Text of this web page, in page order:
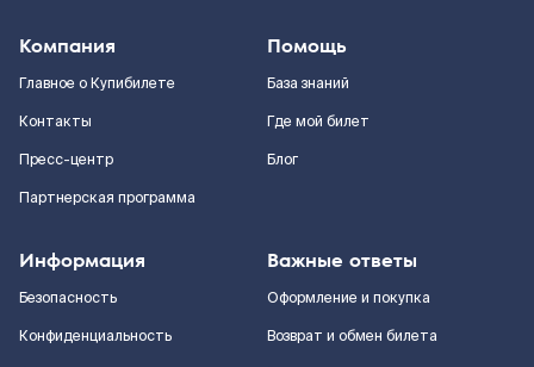
Компания
Главное о Купибилете
Контакты
Пресс-центр
Партнерская программа
Помощь
База знаний
Где мой билет
Блог
Информация
Безопасность
Конфиденциальность
Важные ответы
Оформление и покупка
Возврат и обмен билета